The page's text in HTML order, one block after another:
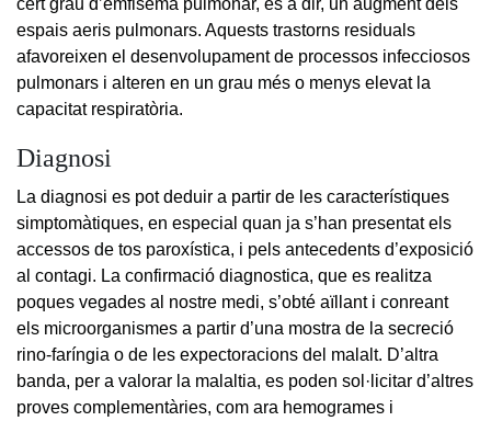
espais aeris pulmonars. Aquests trastorns residuals
afavoreixen el desenvolupament de processos infecciosos
pulmonars i alteren en un grau més o menys elevat la
capacitat respiratòria.
Diagnosi
La diagnosi es pot deduir a partir de les característiques
simptomàtiques, en especial quan ja s’han presentat els
accessos de tos paroxística, i pels antecedents d’exposició
al contagi. La confirmació diagnostica, que es realitza
poques vegades al nostre medi, s’obté aïllant i conreant
els microorganismes a partir d’una mostra de la secreció
rino-faríngia o de les expectoracions del malalt. D’altra
banda, per a valorar la malaltia, es poden sol·licitar d’altres
proves complementàries, com ara hemogrames i